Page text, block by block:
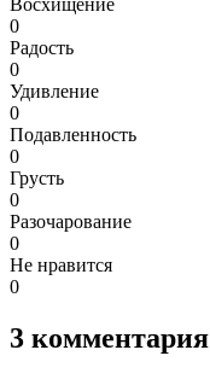
0
Радость
0
Удивление
0
Подавленность
0
Грусть
0
Разочарование
0
Не нравится
0
3 комментария